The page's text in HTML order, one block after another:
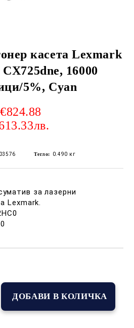
касета Lexmark
16000
5%, Cyan
€824.88
Тегло: 0.490 кг
за лазерни
Lexmark.